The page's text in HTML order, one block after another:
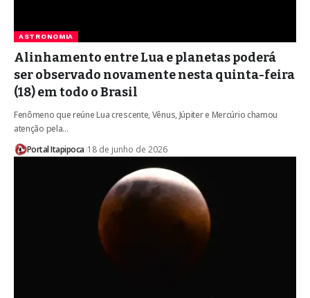
ASTRONOMIA
Alinhamento entre Lua e planetas poderá
ser observado novamente nesta quinta-feira
(18) em todo o Brasil
Fenômeno que reúne Lua crescente, Vênus, Júpiter e Mercúrio chamou
atenção pela…
Portal Itapipoca 18 de junho de 2026